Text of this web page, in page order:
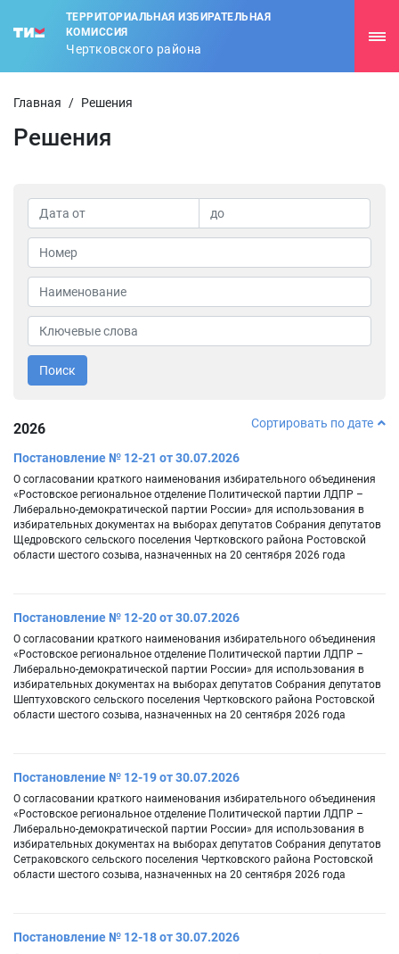
ТЕРРИТОРИАЛЬНАЯ ИЗБИРАТЕЛЬНАЯ
КОМИССИЯ
Чертковского района
Главная / Решения
Решения
Поиск
2026 Сортировать по дате
Постановление № 12-21 от 30.07.2026
О согласовании краткого наименования избирательного объединения
«Ростовское региональное отделение Политической партии ЛДПР –
Либерально-демократической партии России» для использования в
избирательных документах на выборах депутатов Собрания депутатов
Щедровского сельского поселения Чертковского района Ростовской
области шестого созыва, назначенных на 20 сентября 2026 года
Постановление № 12-20 от 30.07.2026
О согласовании краткого наименования избирательного объединения
«Ростовское региональное отделение Политической партии ЛДПР –
Либерально-демократической партии России» для использования в
избирательных документах на выборах депутатов Собрания депутатов
Шептуховского сельского поселения Чертковского района Ростовской
области шестого созыва, назначенных на 20 сентября 2026 года
Постановление № 12-19 от 30.07.2026
О согласовании краткого наименования избирательного объединения
«Ростовское региональное отделение Политической партии ЛДПР –
Либерально-демократической партии России» для использования в
избирательных документах на выборах депутатов Собрания депутатов
Сетраковского сельского поселения Чертковского района Ростовской
области шестого созыва, назначенных на 20 сентября 2026 года
Постановление № 12-18 от 30.07.2026